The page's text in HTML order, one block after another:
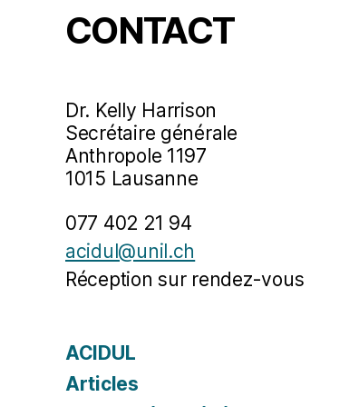
CONTACT
Dr. Kelly Harrison
Secrétaire générale
Anthropole 1197
1015 Lausanne
077 402 21 94
acidul@unil.ch
Réception sur rendez-vous
ACIDUL
Articles